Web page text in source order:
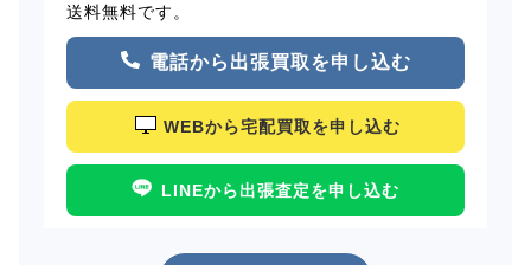
送料無料です。
電話から出張買取を申し込む
WEBから宅配買取を申し込む
LINEから出張査定を申し込む